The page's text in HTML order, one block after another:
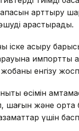
арттыру
қарастырады.
іске асыру
импортты
енгізу
өсімін
шағын және орта
үшін